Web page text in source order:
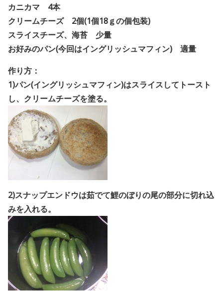
カニカマ 4本
クリームチーズ 2個(1個18ｇの個包装)
スライスチーズ、海苔 少量
お好みのパン(今回はイングリッシュマフィン) 適量
作り方：
1)パン(イングリッシュマフィン)はスライスしてトースト
し、クリームチーズを塗る。
2)スナップエンドウは茹でて鯉のぼりの尾の部分に切れ込
みを入れる。